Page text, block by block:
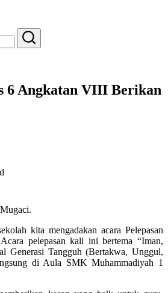
Search
6 Angkatan VIII Berikan
kita mengadakan acara Pelepasan
pelepasan kali ini bertema “Iman,
Generasi Tangguh (Bertakwa, Unggul,
di Aula SMK Muhammadiyah 1